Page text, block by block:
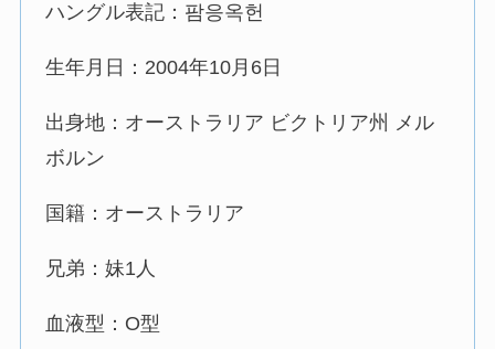
ハングル表記：팜응옥헌
生年月日：2004年10月6日
出身地：オーストラリア ビクトリア州 メル
ボルン
国籍：オーストラリア
兄弟：妹1人
血液型：O型